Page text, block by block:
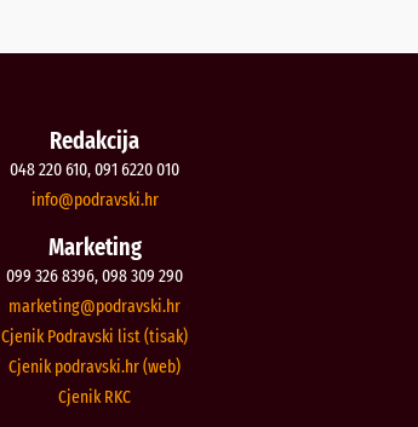
Redakcija
048 220 610, 091 6220 010
rh.iksvardop
@ofni
Marketing
099 326 8396, 098 309 290
rh.iksvardop
@gnitekram
Cjenik Podravski list (tisak)
Cjenik podravski.hr (web)
Cjenik RKC